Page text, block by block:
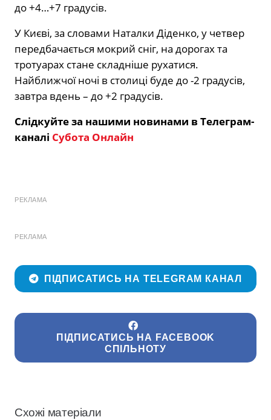
до +4…+7 градусів.
У Києві, за словами Наталки Діденко, у четвер
передбачається мокрий сніг, на дорогах та
тротуарах стане складніше рухатися.
Найближчої ночі в столиці буде до -2 градусів,
завтра вдень – до +2 градусів.
Слідкуйте за нашими новинами в Телеграм-
каналі Субота Онлайн
РЕКЛАМА
РЕКЛАМА
ПІДПИСАТИСЬ НА TELEGRAM КАНАЛ
ПІДПИСАТИСЬ НА FACEBOOK
СПІЛЬНОТУ
Схожі матеріали